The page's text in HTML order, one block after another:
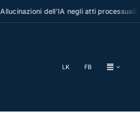
dell’IA negli atti processuali: la
LK FB